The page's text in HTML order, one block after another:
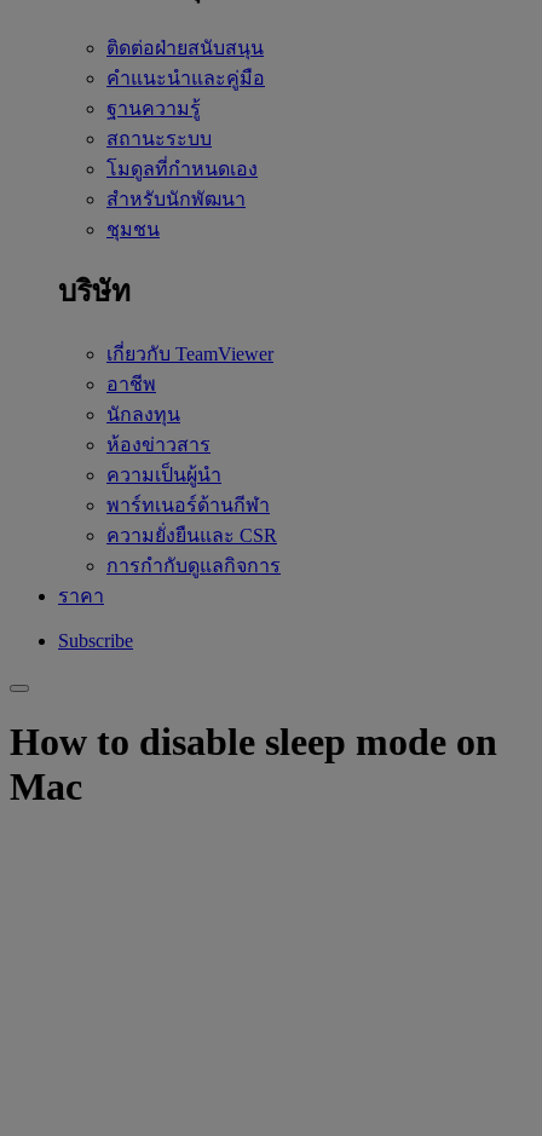
ติดต่อฝ่ายสนับสนุน
คำแนะนำและคู่มือ
ฐานความรู้
สถานะระบบ
โมดูลที่กำหนดเอง
สำหรับนักพัฒนา
ชุมชน
บริษัท
เกี่ยวกับ TeamViewer
อาชีพ
นักลงทุน
ห้องข่าวสาร
ความเป็นผู้นำ
พาร์ทเนอร์ด้านกีฬา
ความยั่งยืนและ CSR
การกำกับดูแลกิจการ
ราคา
Subscribe
How to disable sleep mode on
Mac